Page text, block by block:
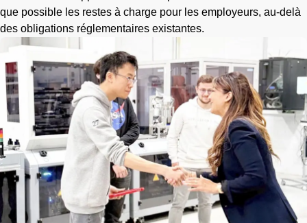
que possible les restes à charge pour les employeurs, au-delà
des obligations réglementaires existantes.